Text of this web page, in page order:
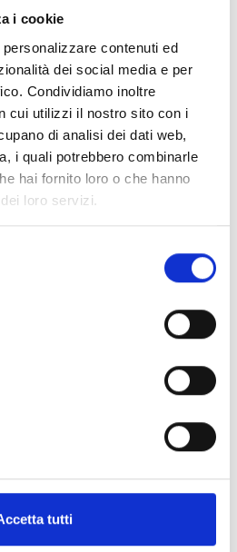
i cookie
contenuti ed
dei social media e per
Condividiamo inoltre
cui utilizzi il nostro sito con i
di analisi dei dati web,
i quali potrebbero combinarle
hai fornito loro o che hanno
loro servizi.
tutti